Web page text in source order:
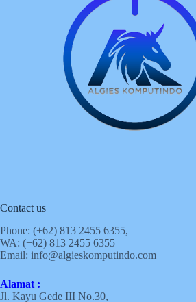
Contact us
Phone: (+62) 813 2455 6355,
WA: (+62) 813 2455 6355
Email: info@algieskomputindo.com
Alamat :
Jl. Kayu Gede III No.30,